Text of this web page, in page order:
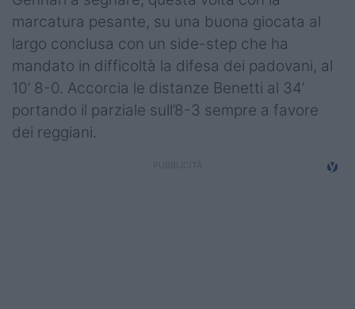
World Rugby
Rugby World Cup
Super Rugby
Rugby in TV
marcatura pesante, su una buona giocata al
largo conclusa con un side-step che ha
mandato in difficoltà la difesa dei padovani, al
10’ 8-0. Accorcia le distanze Benetti al 34’
portando il parziale sull’8-3 sempre a favore
dei reggiani.